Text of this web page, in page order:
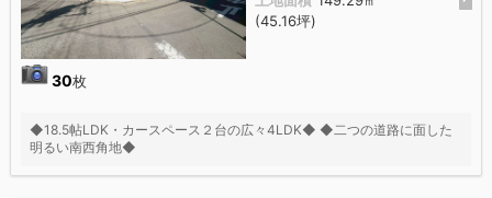
30枚
(45.16坪)
◆18.5帖LDK・カースペース２台の広々4LDK◆ ◆二つの道路に面した
明るい南西角地◆